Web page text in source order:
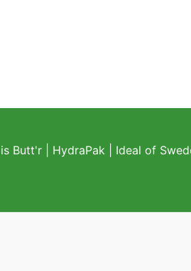
Butt'r| HydraPak| Ideal of